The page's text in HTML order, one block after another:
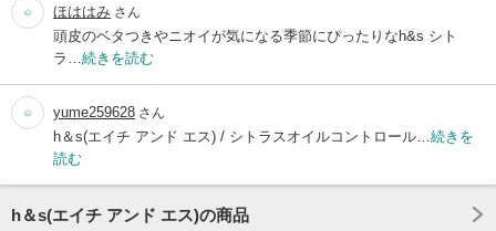
ほははみ さん
頭皮のベタつきやニオイが気になる季節にぴったりなh&s シト
ラ… 続きを読む
yume259628 さん
h＆s(エイチ アンド エス) / シトラスオイルコントロール… 続きを
読む
h＆s(エイチ アンド エス)の商品